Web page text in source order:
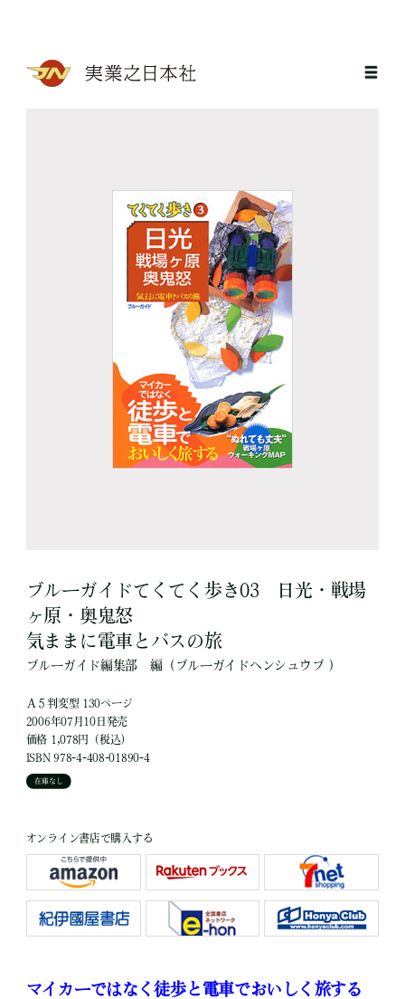
ブルーガイドてくてく歩き03 日光・戦場
ヶ原・奥鬼怒
気ままに電車とバスの旅
ブルーガイド編集部 編（ブルーガイドヘンシュウブ ）
Ａ５判変型 130ページ
2006年07月10日発売
価格 1,078円（税込）
ISBN 978-4-408-01890-4
在庫なし
オンライン書店で購入する
マイカーではなく徒歩と電車でおいしく旅する